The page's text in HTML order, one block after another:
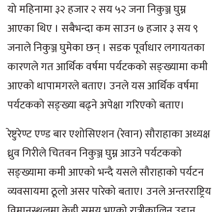
यो महिनामा ३२ हजार २ सय ५२ जना निकुञ्ज घुम्न
आएका थिए । सबैभन्दा कम साउन ७ हजार ३ सय ९
जनाले निकुञ्ज घुमेका छन् । सडक पूर्वाधार लगायतका
कारणले गत आर्थिक वर्षमा पर्यटकको सङ्ख्यामा कमी
आएको थापामगरले बताए। उनले यस आर्थिक वर्षमा
पर्यटकको सङ्ख्या बढ्ने अपेक्षा गरिएको बताए।
रेष्टुरेण्ट एण्ड बार एशोसिएशन (रेवान) सौराहाका अध्यक्ष
ध्रुव गिरीले चितवन निकुञ्ज घुम्न आउने पर्यटकको
सङ्ख्यामा कमी आएको भन्दै यसले सौराहाको पर्यटन
व्यवसायमा ठूलो असर पारेको बताए। उनले अन्तरराष्ट्रिय